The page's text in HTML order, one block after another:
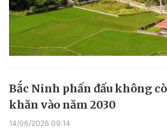
Bắc Ninh phấn đấu không
khăn vào năm 2030
14/06/2026 09:14